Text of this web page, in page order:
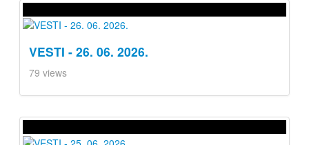
VESTI - 26. 06. 2026.
79 views